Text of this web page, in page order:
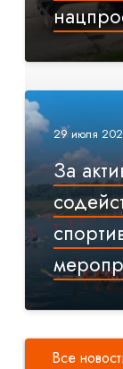
29 июля
За
Все